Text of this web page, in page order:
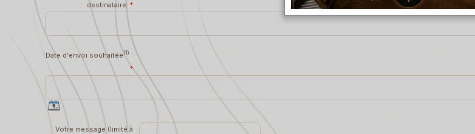
destinataire:*
Date d'envoi souhaitée(1) :
*
Votre message (limité à